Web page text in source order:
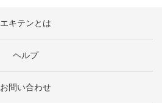
エキテンとは
ヘルプ
お問い合わせ